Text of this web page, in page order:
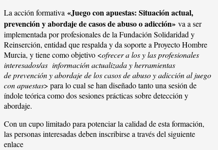
La acción formativa «Juego con apuestas: Situación actual,
prevención y abordaje de casos de abuso o adicción» va a ser
implementada por profesionales de la Fundación Solidaridad y
Reinserción, entidad que respalda y da soporte a Proyecto Hombre
Murcia, y tiene como objetivo <ofrecer a los y las profesionales
interesados/as información actualizada y herramientas
de prevención y abordaje de los casos de abuso y adicción al juego
con apuestas> para lo cual se han diseñado tanto una sesión de
índole teórica como dos sesiones prácticas sobre detección y
abordaje.
Con un cupo limitado para potenciar la calidad de esta formación,
las personas interesadas deben inscribirse a través del siguiente
enlace